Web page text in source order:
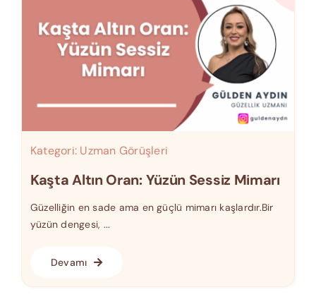
Kategori: Uzman Görüşleri
Kaşta Altın Oran: Yüzün Sessiz Mimarı
Güzelliğin en sade ama en güçlü mimarı kaşlardır.Bir
yüzün dengesi, ...
Devamı